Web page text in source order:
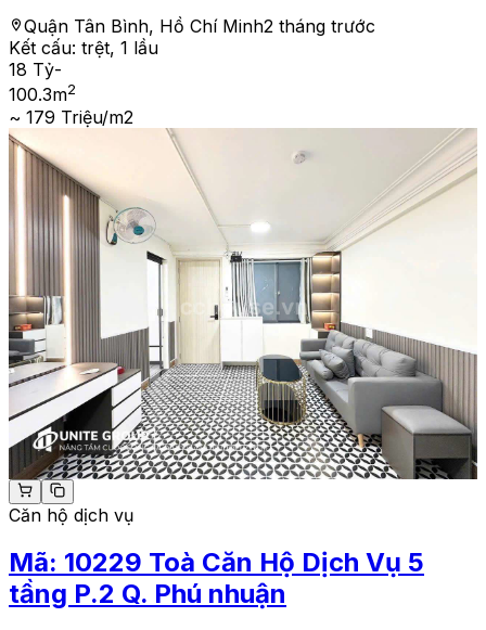
Quận Tân Bình, Hồ Chí Minh2 tháng trước
Kết cấu: trệt, 1 lầu
18 Tỷ-
100.3m2
~ 179 Triệu/m2
Căn hộ dịch vụ
Mã: 10229 Toà Căn Hộ Dịch Vụ 5
tầng P.2 Q. Phú nhuận